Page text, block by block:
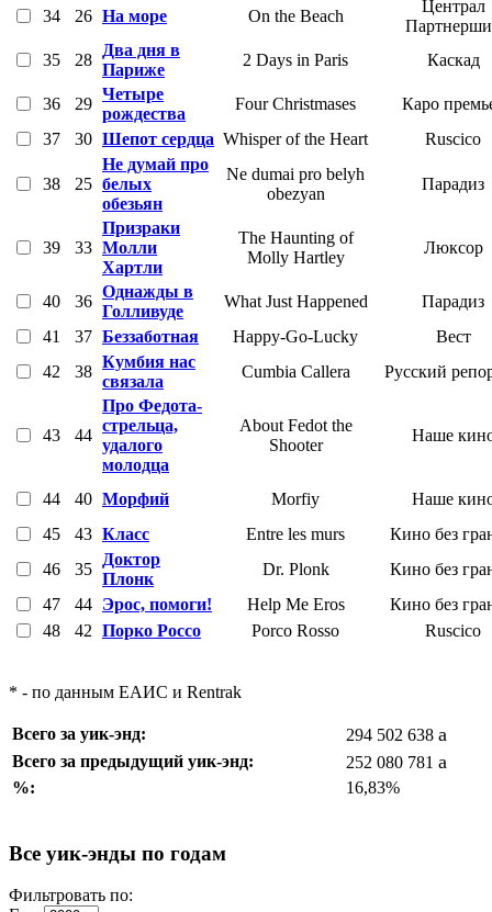
34 26 На море On the Beach
Централ
35
28
Два дня в
Париже
2 Days in Paris Каскад
36 29
Четыре
рождества
Four Christmases
Каро
37
30 Шепот сердца Whisper of the Heart Ruscico
38 25
Не думай про
белых
обезьян
Ne dumai pro belyh
obezyan
Парадиз
39 33
Призраки
Молли
Хартли
The Haunting of
Molly Hartley
Люксор
40 36
Однажды в
Голливуде
What Just Happened
Парадиз
41
37 Беззаботная Happy-Go-Lucky
Вест
42
38
Кумбия нас
связала
Cumbia Callera Русский
43 44
Про Федота-
стрельца,
удалого
молодца
About Fedot the
Shooter
Наше
44 40 Морфий Morfiy
Наше
45
43 Класс Entre les murs
Кино без
46
35
Доктор
Плонк
Dr. Plonk
Кино без
47
44 Эрос, помоги! Help Me Eros
Кино без
48
42 Порко Россо Porco Rosso Ruscico
* - по данным ЕАИС и Rentrak
Всего за уик-энд: 294 502 638 a
Всего за предыдущий уик-энд: 252 080 781 a
%: 16,83%
Все уик-энды по годам
Фильтровать по: